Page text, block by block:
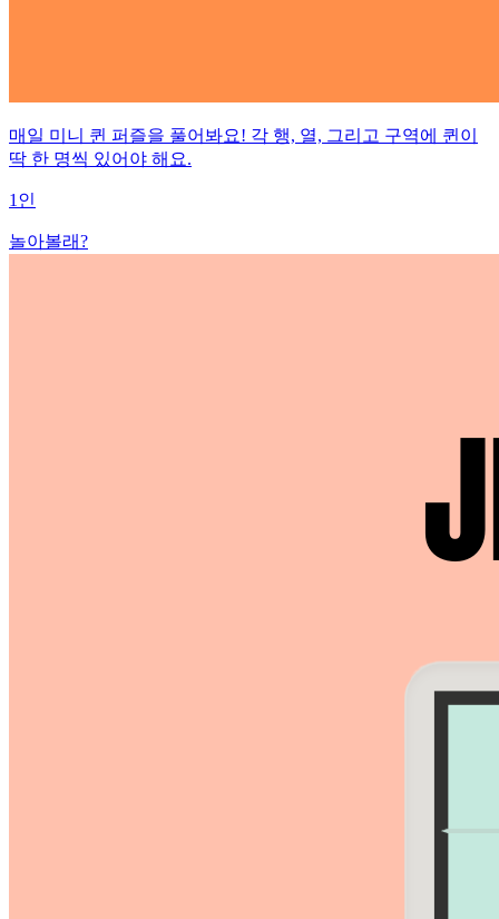
매일 미니 퀸 퍼즐을 풀어봐요! 각 행, 열, 그리고 구역에 퀸이
딱 한 명씩 있어야 해요.
1인
놀아볼래?